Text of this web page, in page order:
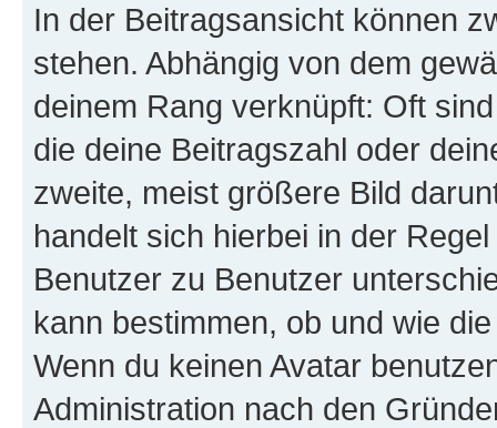
In der Beitragsansicht können
stehen. Abhängig von dem
deinem Rang verknüpft: Oft
die deine Beitragszahl oder
zweite, meist größere Bild
handelt sich hierbei in der
Benutzer zu Benutzer
kann bestimmen, ob und wie
Wenn du keinen Avatar
Administration nach den